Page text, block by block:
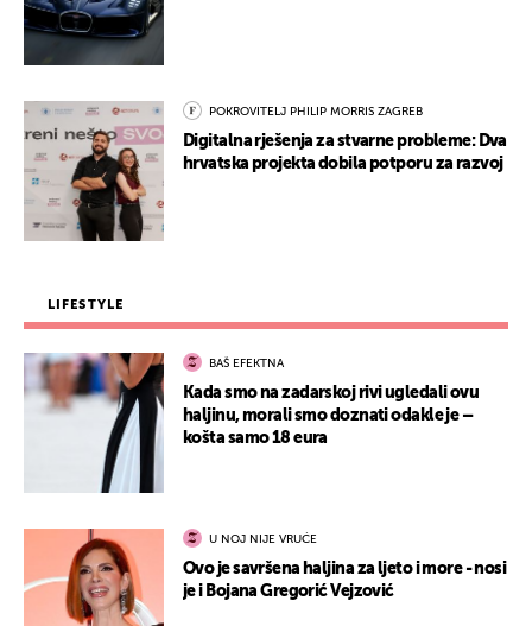
POKROVITELJ PHILIP MORRIS ZAGREB
Digitalna rješenja za stvarne probleme: Dva
hrvatska projekta dobila potporu za razvoj
LIFESTYLE
BAŠ EFEKTNA
Kada smo na zadarskoj rivi ugledali ovu
haljinu, morali smo doznati odakle je –
košta samo 18 eura
U NOJ NIJE VRUĆE
Ovo je savršena haljina za ljeto i more - nosi
je i Bojana Gregorić Vejzović